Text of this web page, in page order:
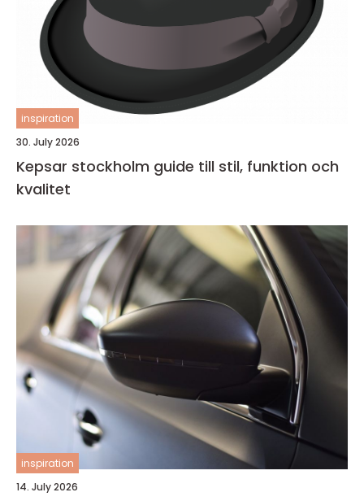
inspiration
30. July 2026
Kepsar stockholm guide till stil, funktion och
kvalitet
inspiration
14. July 2026